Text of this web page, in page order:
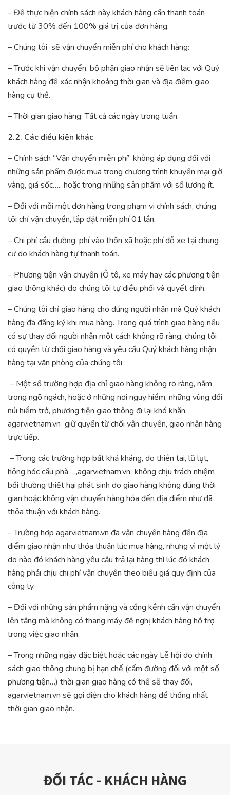
– Để thực hiện chính sách này khách hàng cần thanh toán
trước từ 30% đến 100% giá trị của đơn hàng.
– Chúng tôi sẽ vận chuyển miễn phí cho khách hàng:
– Trước khi vận chuyển, bộ phận giao nhận sẽ liên lạc với Quý
khách hàng để xác nhận khoảng thời gian và địa điểm giao
hàng cụ thể.
– Thời gian giao hàng: Tất cả các ngày trong tuần.
2.2. Các điều kiện khác
– Chính sách “Vận chuyển miễn phí” không áp dụng đối với
những sản phẩm được mua trong chương trình khuyến mại giờ
vàng, giá sốc….. hoặc trong những sản phẩm với số lượng ít.
– Đối với mỗi một đơn hàng trong phạm vi chính sách, chúng
tôi chỉ vận chuyển, lắp đặt miễn phí 01 lần.
– Chi phí cầu đường, phí vào thôn xã hoặc phí đỗ xe tại chung
cư do khách hàng tự thanh toán.
– Phương tiện vận chuyển (Ô tô, xe máy hay các phương tiện
giao thông khác) do chúng tôi tự điều phối và quyết định.
– Chúng tôi chỉ giao hàng cho đúng người nhận mà Quý khách
hàng đã đăng ký khi mua hàng. Trong quá trình giao hàng nếu
có sự thay đổi người nhận một cách không rõ ràng, chúng tôi
có quyền từ chối giao hàng và yêu cầu Quý khách hàng nhận
hàng tại văn phòng của chúng tôi
– Một số trường hợp địa chỉ giao hàng không rõ ràng, nằm
trong ngõ ngách, hoặc ở những nơi nguy hiểm, những vùng đồi
núi hiểm trở, phương tiện giao thông đi lại khó khăn,
agarvietnam.vn giữ quyền từ chối vận chuyển, giao nhận hàng
trực tiếp.
– Trong các trường hợp bất khả kháng, do thiên tai, lũ lụt,
hỏng hóc cầu phà …,agarvietnam.vn không chịu trách nhiệm
bồi thường thiệt hại phát sinh do giao hàng không đúng thời
gian hoặc không vận chuyển hàng hóa đến địa điểm như đã
thỏa thuận với khách hàng.
– Trường hợp agarvietnam.vn đã vận chuyển hàng đến địa
điểm giao nhận như thỏa thuận lúc mua hàng, nhưng vì một lý
do nào đó khách hàng yêu cầu trả lại hàng thì lúc đó khách
hàng phải chịu chi phí vận chuyển theo biểu giá quy định của
công ty.
– Đối với những sản phẩm nặng và cồng kềnh cần vận chuyển
lên tầng mà không có thang máy đề nghị khách hàng hỗ trợ
trong việc giao nhận.
– Trong những ngày đặc biệt hoặc các ngày Lễ hội do chính
sách giao thông chung bị hạn chế (cấm đường đối với một số
phương tiện…) thời gian giao hàng có thể sẽ thay đổi,
agarvietnam.vn sẽ gọi điện cho khách hàng để thống nhất
thời gian giao nhận.
ĐỐI TÁC - KHÁCH HÀNG